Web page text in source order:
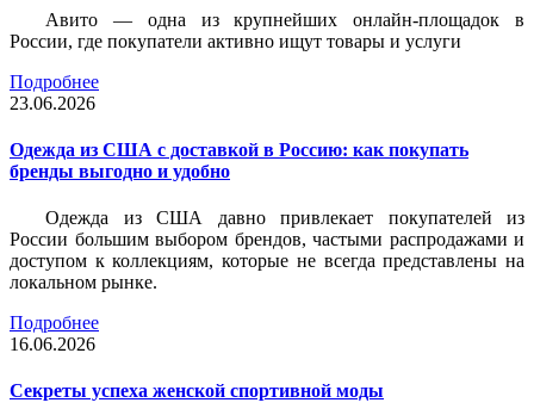
Авито — одна из крупнейших онлайн-площадок в
России, где покупатели активно ищут товары и услуги
Подробнее
23.06.2026
Одежда из США с доставкой в Россию: как покупать
бренды выгодно и удобно
Одежда из США давно привлекает покупателей из
России большим выбором брендов, частыми распродажами и
доступом к коллекциям, которые не всегда представлены на
локальном рынке.
Подробнее
16.06.2026
Секреты успеха женской спортивной моды